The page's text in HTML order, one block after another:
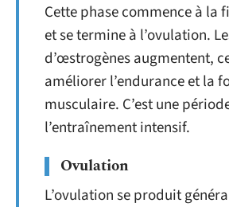
Cette phase commence à la
et se termine à l’ovulation.
d’œstrogènes augmentent,
améliorer l’endurance et la
musculaire. C’est une
l’entraînement intensif.
Ovulation
L’ovulation se produit